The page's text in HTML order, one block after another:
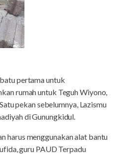
pertama untuk
rumah untuk Teguh Wiyono,
pekan sebelumnya, Lazismu
di Gunungkidul.
harus menggunakan alat bantu
guru PAUD Terpadu